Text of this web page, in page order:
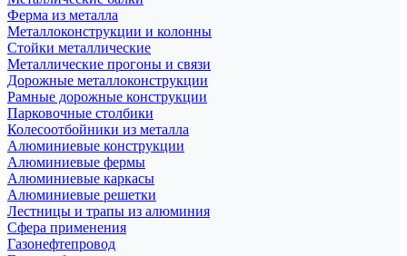
Ферма из металла
Металлоконструкции и колонны
Стойки металлические
Металлические прогоны и связи
Дорожные металлоконструкции
Рамные дорожные конструкции
Парковочные столбики
Колесоотбойники из металла
Алюминиевые конструкции
Алюминиевые фермы
Алюминиевые каркасы
Алюминиевые решетки
Лестницы и трапы из алюминия
Сфера применения
Газонефтепровод